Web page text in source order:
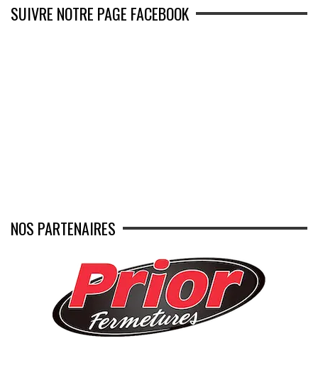
SUIVRE NOTRE PAGE FACEBOOK
NOS PARTENAIRES